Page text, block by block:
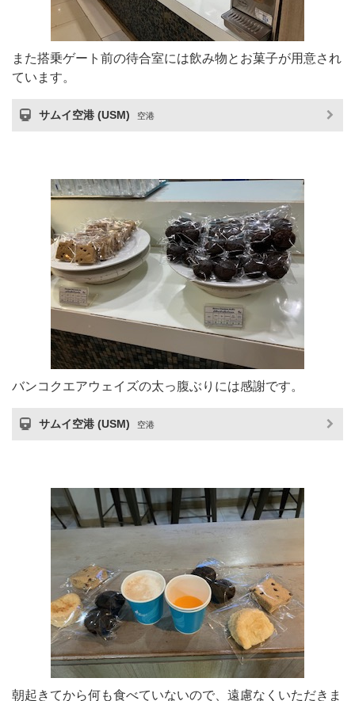
また搭乗ゲート前の待合室には飲み物とお菓子が用意され
ています。
サムイ空港 (USM) 空港
バンコクエアウェイズの太っ腹ぶりには感謝です。
サムイ空港 (USM) 空港
朝起きてから何も食べていないので、遠慮なくいただきま